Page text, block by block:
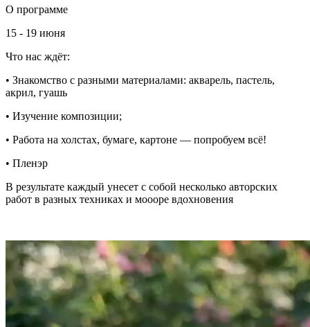
О программе
15 - 19 июня
Что нас ждёт:
• Знакомство с разными материалами: акварель, пастель,
акрил, гуашь
• Изучение композиции;
• Работа на холстах, бумаге, картоне — попробуем всё!
• Пленэр
В результате каждый унесет с собой несколько авторских
работ в разных техниках и моооре вдохновения